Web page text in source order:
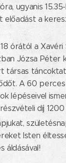
ugyanis
előadást a
órától a Xavéri
Józsa Péter
társas
A 60 perces
lépéseivel
díj 1200
Isten
áldásával!